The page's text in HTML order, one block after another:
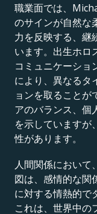
職業面では、
のサインが自然な
力を反映する、継
います。出生ホロ
コミュニケーショ
により、異なるタ
ョンを取ることが
アのバランス、個
を示していますが
性があります。
人間関係において
図は、感情的な関
に対する情熱的で
これは、世界中の